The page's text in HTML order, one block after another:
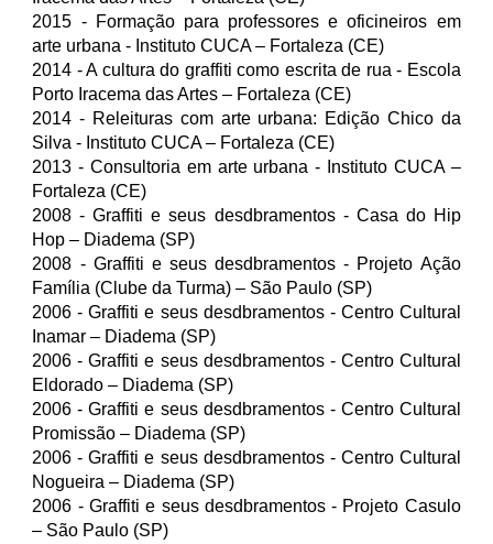
2015 - Formação para professores e oficineiros em
arte urbana - Instituto CUCA – Fortaleza (CE)
2014 - A cultura do graffiti como escrita de rua - Escola
Porto Iracema das Artes – Fortaleza (CE)
2014 - Releituras com arte urbana: Edição Chico da
Silva - Instituto CUCA – Fortaleza (CE)
2013 - Consultoria em arte urbana - Instituto CUCA –
Fortaleza (CE)
2008 - Graffiti e seus desdbramentos - Casa do Hip
Hop – Diadema (SP)
2008 - Graffiti e seus desdbramentos - Projeto Ação
Família (Clube da Turma) – São Paulo (SP)
2006 -Graffiti e seus desdbramentos - Centro Cultural
Inamar – Diadema (SP)
2006 - Graffiti e seus desdbramentos - Centro Cultural
Eldorado – Diadema (SP)
2006 - Graffiti e seus desdbramentos - Centro Cultural
Promissão – Diadema (SP)
2006 - Graffiti e seus desdbramentos - Centro Cultural
Nogueira – Diadema (SP)
2006 - Graffiti e seus desdbramentos - Projeto Casulo
– São Paulo (SP)